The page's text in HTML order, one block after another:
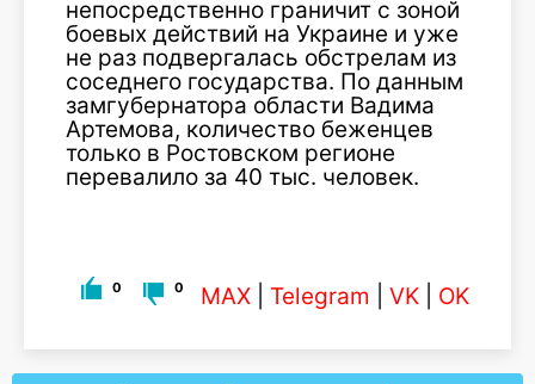
непосредственно граничит с зоной
боевых действий на Украине и уже
не раз подвергалась обстрелам из
соседнего государства. По данным
замгубернатора области Вадима
Артемова, количество беженцев
только в Ростовском регионе
перевалило за 40 тыс. человек.
0 0 MAX Telegram VK OK